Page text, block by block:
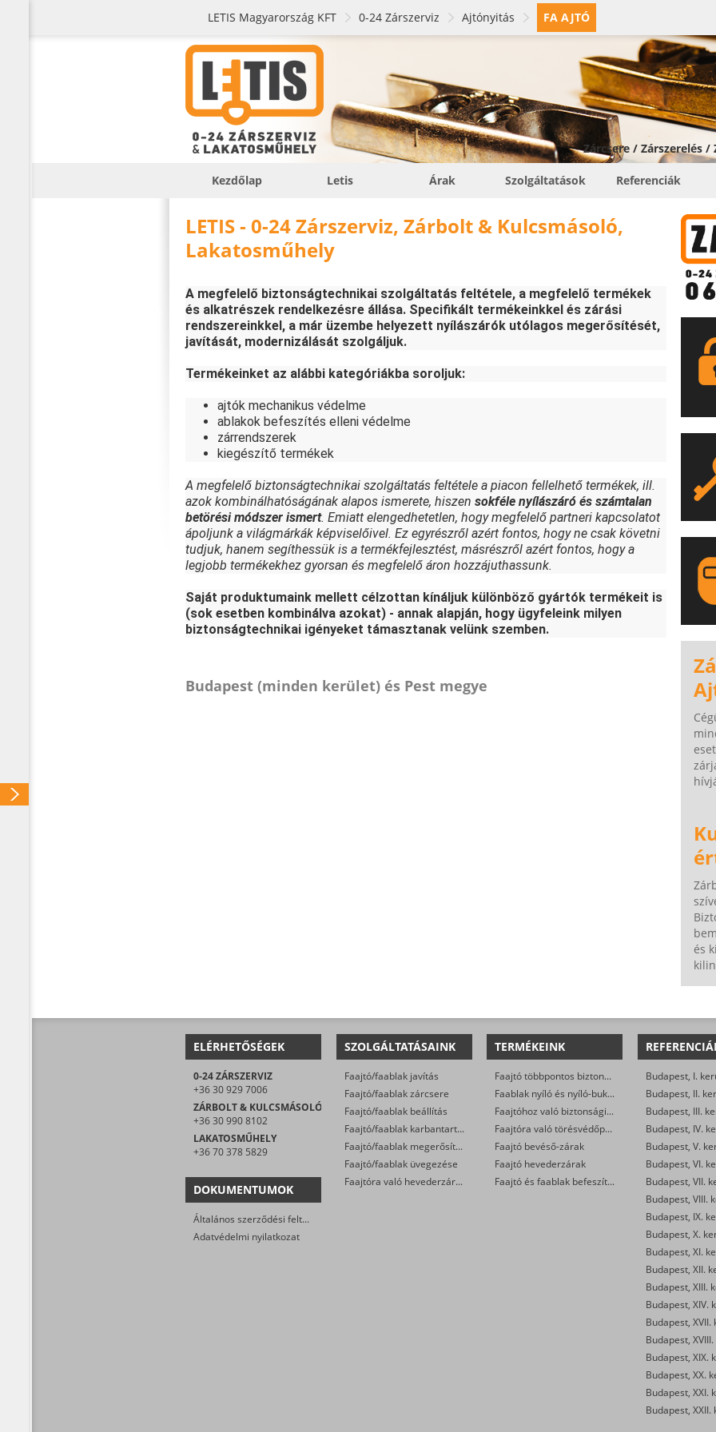
LETIS Magyarország KFT 0-24 Zárszerviz Ajtónyitás FA AJTÓ
Zárcsere / Zárszerelés
Kezdőlap Letis Árak Szolgáltatások Referenciák
LETIS - 0-24 Zárszerviz, Zárbolt & Kulcsmásoló,
Lakatosműhely
A megfelelő biztonságtechnikai szolgáltatás feltétele, a megfelelő termékek
és alkatrészek rendelkezésre állása. Specifikált termékeinkkel és zárási
rendszereinkkel, a már üzembe helyezett nyílászárók utólagos megerősítését,
javítását, modernizálását szolgáljuk.
Termékeinket az alábbi kategóriákba soroljuk:
ajtók mechanikus védelme
ablakok befeszítés elleni védelme
zárrendszerek
kiegészítő termékek
A megfelelő biztonságtechnikai szolgáltatás feltétele a piacon fellelhető termékek, ill.
azok kombinálhatóságának alapos ismerete, hiszen sokféle nyílászáró és számtalan
betörési módszer ismert. Emiatt elengedhetetlen, hogy megfelelő partneri kapcsolatot
ápoljunk a világmárkák képviselőivel. Ez egyrészről azért fontos, hogy ne csak követni
tudjuk, hanem segíthessük is a termékfejlesztést, másrészről azért fontos, hogy a
legjobb termékekhez gyorsan és megfelelő áron hozzájuthassunk.
Saját produktumaink mellett célzottan kínáljuk különböző gyártók termékeit is
(sok esetben kombinálva azokat) - annak alapján, hogy ügyfeleink milyen
biztonságtechnikai igényeket támasztanak velünk szemben.
Budapest (minden kerület) és Pest megye
és
ELÉRHETŐSÉGEK
0-24 ZÁRSZERVIZ
+36 30 929 7006
ZÁRBOLT & KULCSMÁSOLÓ
+36 30 990 8102
LAKATOSMŰHELY
+36 70 378 5829
DOKUMENTUMOK
Általános szerződési feltételek
Adatvédelmi nyilatkozat
SZOLGÁLTATÁSAINK
Faajtó/faablak javítás
Faajtó/faablak zárcsere
Faajtó/faablak beállítás
Faajtó/faablak karbantartás
Faajtó/faablak megerősítése
Faajtó/faablak üvegezése
Faajtóra való hevederzár szerelés
TERMÉKEINK
Faajtó többpontos biztonsági zárak (kilincsemelős és cilinderműködtetésű)
Faablak nyíló és nyíló-bukó zárak
Faajtóhoz való biztonsági zárbetétek
Faajtóra való törésvédőpajzs, kilincsgarnitúra
Faajtó bevéső-zárak
Faajtó hevederzárak
Faajtó és faablak befeszítés-gátlók
Budapest, I.
Budapest, II.
Budapest, III.
Budapest, IV.
Budapest, V.
Budapest, VI.
Budapest, VII.
Budapest, VIII.
Budapest, IX.
Budapest, X.
Budapest, XI.
Budapest, XII.
Budapest, XIII.
Budapest, XIV.
Budapest, XVII.
Budapest,
Budapest, XIX.
Budapest, XX.
Budapest, XXI.
Budapest, XXII.